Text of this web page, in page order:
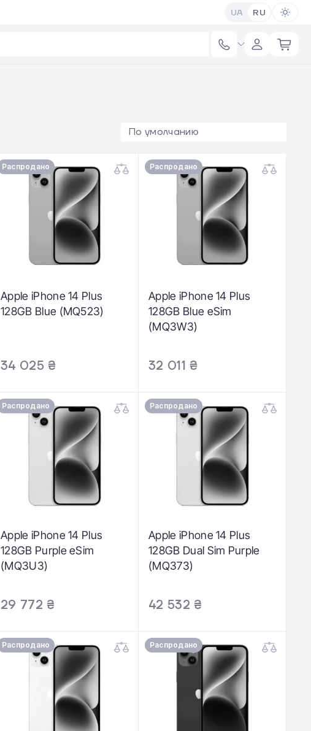
UA RU
По умолчанию
Распродано
Apple iPhone 14 Plus
128GB Blue (MQ523)
34 025 ₴
Распродано
Apple iPhone 14 Plus
128GB Blue eSim
(MQ3W3)
32 011 ₴
Распродано
Apple iPhone 14 Plus
128GB Purple eSim
(MQ3U3)
29 772 ₴
Распродано
Apple iPhone 14 Plus
128GB Dual Sim Purple
(MQ373)
42 532 ₴
Распродано Распродано